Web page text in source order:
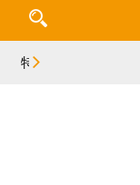
特集